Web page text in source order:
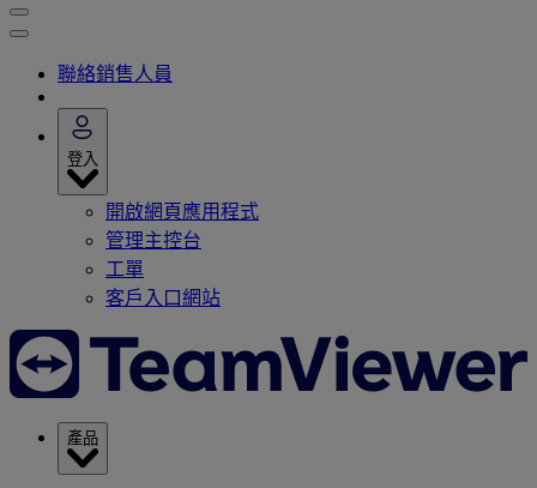
聯絡銷售人員
登入
開啟網頁應用程式
管理主控台
工單
客戶入口網站
產品